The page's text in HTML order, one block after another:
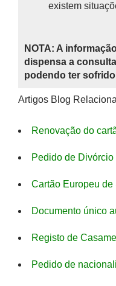
existem
NOTA: A
dispensa a
podendo ter
Artigos Blog
Renovação do
Pedido de
Cartão Europeu
Documento único
Registo de
Pedido de